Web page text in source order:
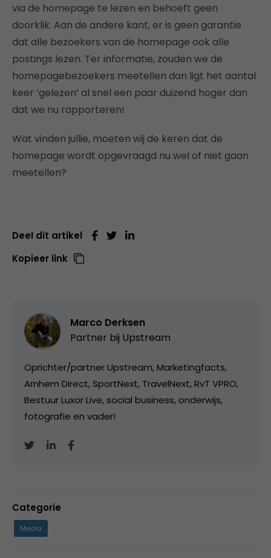
via de homepage te lezen en behoeft geen
doorklik. Aan de andere kant, er is geen garantie
dat alle bezoekers van de homepage ook alle
postings lezen. Ter informatie, zouden we de
homepagebezoekers meetellen dan ligt het aantal
keer ‘gelezen’ al snel een paar duizend hoger dan
dat we nu rapporteren!
Wat vinden jullie, moeten wij de keren dat de
homepage wordt opgevraagd nu wel of niet gaan
meetellen?
Deel dit artikel
Kopieer link
Marco Derksen
Partner bij Upstream
Oprichter/partner Upstream, Marketingfacts,
Arnhem Direct, SportNext, TravelNext, RvT VPRO,
Bestuur Luxor Live, social business, onderwijs,
fotografie en vader!
Categorie
Media